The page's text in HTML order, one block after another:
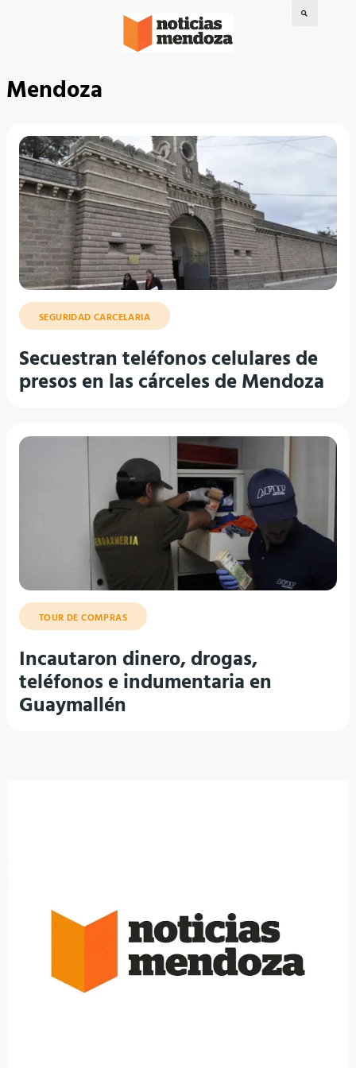
Mendoza
SEGURIDAD CARCELARIA
Secuestran teléfonos celulares de
presos en las cárceles de Mendoza
TOUR DE COMPRAS
Incautaron dinero, drogas,
teléfonos e indumentaria en
Guaymallén